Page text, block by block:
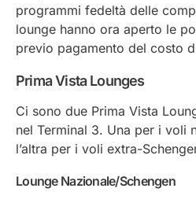
programmi fedeltà delle
lounge hanno ora aperto le
previo pagamento del costo
Prima Vista Lounges
Ci sono due Prima Vista
nel Terminal 3. Una per i voli
l’altra per i voli extra-
Lounge Nazionale/Schengen